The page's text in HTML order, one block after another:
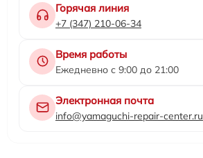
Горячая линия
+7 (347) 210-06-34
Время работы
Ежедневно с 9:00 до 21:00
Электронная почта
info@yamaguchi-repair-center.ru